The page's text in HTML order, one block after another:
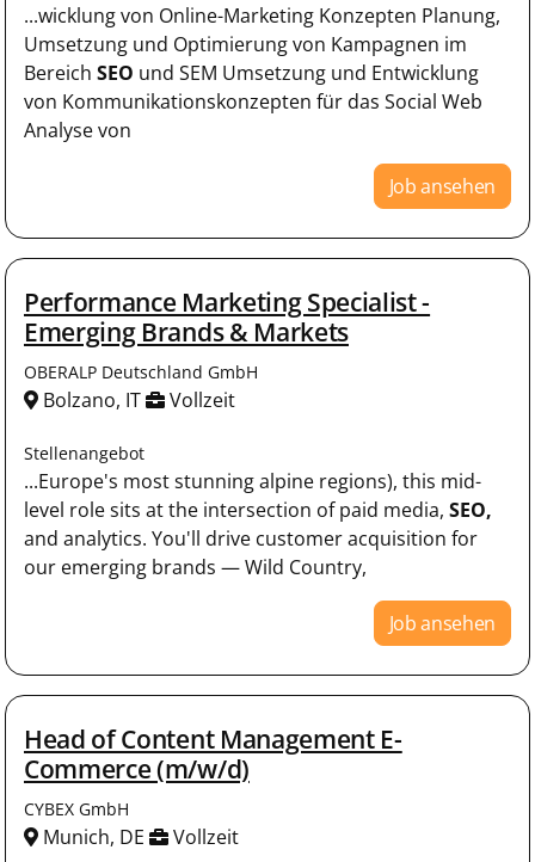
...wicklung von Online-Marketing Konzepten Planung,
Umsetzung und Optimierung von Kampagnen im
Bereich SEO und SEM Umsetzung und Entwicklung
von Kommunikationskonzepten für das Social Web
Analyse von
Job ansehen
Performance Marketing Specialist -
Emerging Brands & Markets
OBERALP Deutschland GmbH
Bolzano, IT Vollzeit
Stellenangebot
...Europe's most stunning alpine regions), this mid-
level role sits at the intersection of paid media, SEO,
and analytics. You'll drive customer acquisition for
our emerging brands — Wild Country,
Job ansehen
Head of Content Management E-
Commerce (m/w/d)
CYBEX GmbH
Munich, DE Vollzeit